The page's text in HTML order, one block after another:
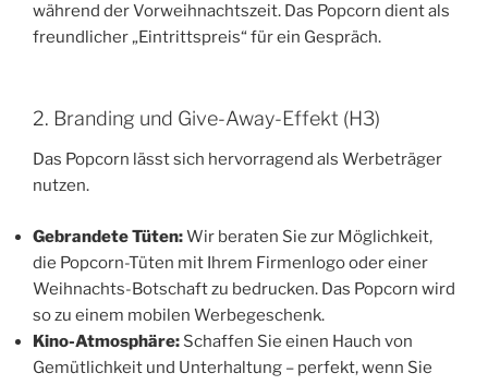
während der Vorweihnachtszeit. Das Popcorn dient als
freundlicher „Eintrittspreis“ für ein Gespräch.
2. Branding und Give-Away-Effekt (H3)
Das Popcorn lässt sich hervorragend als Werbeträger
nutzen.
Gebrandete Tüten:Wir beraten Sie zur Möglichkeit,
die Popcorn-Tüten mit Ihrem Firmenlogo oder einer
Weihnachts-Botschaft zu bedrucken. Das Popcorn wird
so zu einem mobilen Werbegeschenk.
Kino-Atmosphäre: Schaffen Sie einen Hauch von
Gemütlichkeit und Unterhaltung – perfekt, wenn Sie